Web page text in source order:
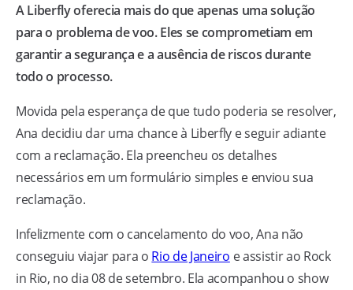
A Liberfly oferecia mais do que apenas uma solução
para o problema de voo. Eles se comprometiam em
garantir a segurança e a ausência de riscos durante
todo o processo.
Movida pela esperança de que tudo poderia se resolver,
Ana decidiu dar uma chance à Liberfly e seguir adiante
com a reclamação. Ela preencheu os detalhes
necessários em um formulário simples e enviou sua
reclamação.
Infelizmente com o cancelamento do voo, Ana não
conseguiu viajar para o Rio de Janeiro e assistir ao Rock
in Rio, no dia 08 de setembro. Ela acompanhou o show